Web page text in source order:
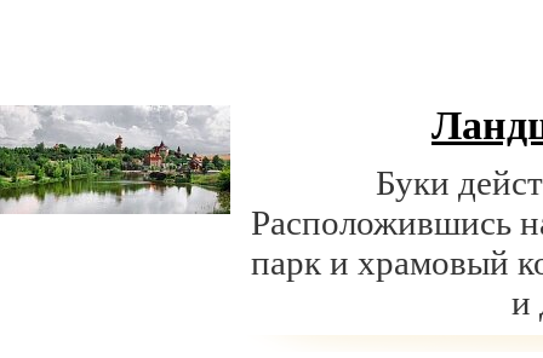
Буки
Расположившись
парк и храмовый
и